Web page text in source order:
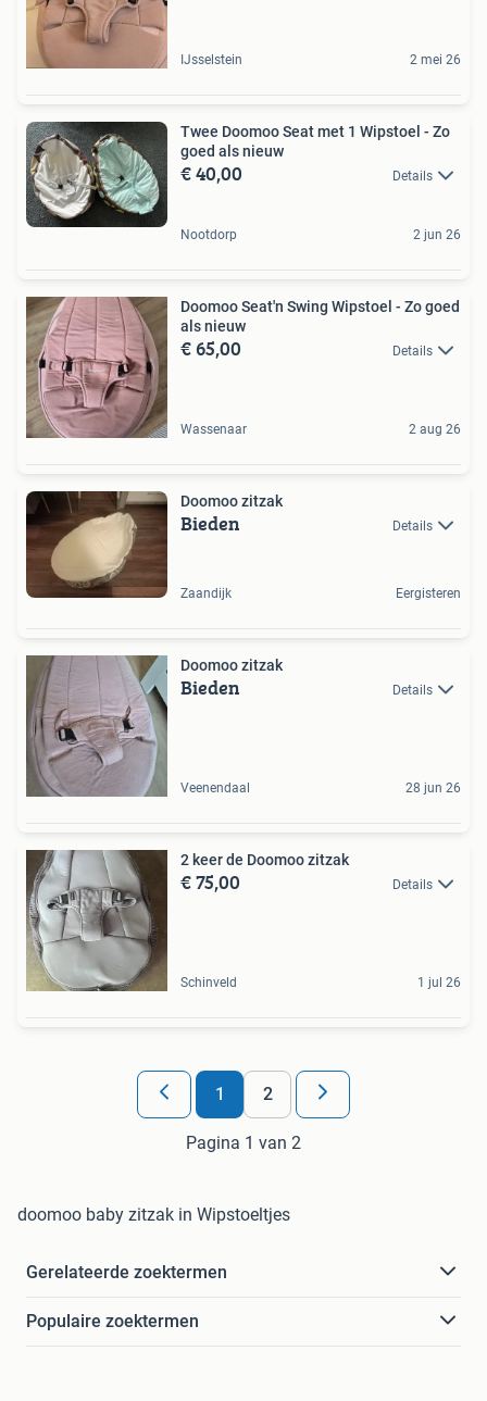
IJsselstein 2 mei 26
Twee Doomoo Seat met 1 Wipstoel - Zo
goed als nieuw
€ 40,00 Details
Nootdorp 2 jun 26
Doomoo Seat'n Swing Wipstoel - Zo goed
als nieuw
€ 65,00 Details
Wassenaar 2 aug 26
Doomoo zitzak
Bieden Details
Zaandijk Eergisteren
Doomoo zitzak
Bieden Details
Veenendaal 28 jun 26
2 keer de Doomoo zitzak
€ 75,00 Details
Schinveld 1 jul 26
1 2
Pagina 1 van 2
doomoo baby zitzak in Wipstoeltjes
Gerelateerde zoektermen
Populaire zoektermen